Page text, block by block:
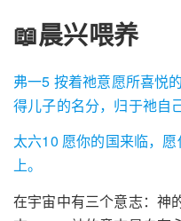
📖晨兴喂养
弗一5 按着祂意愿所喜悦
得儿子的名分，归于祂自己
太六10 愿你的国来临，
上。
在宇宙中有三个意志：神